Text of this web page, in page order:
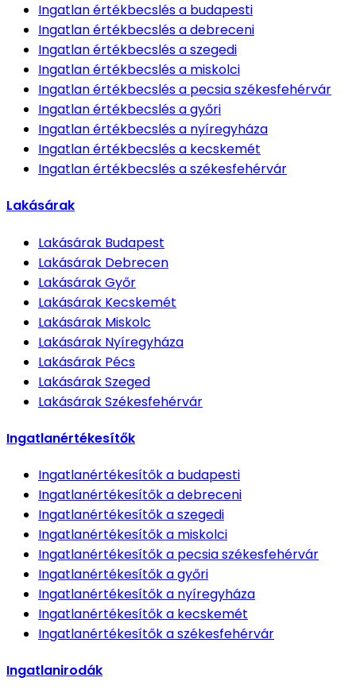
Ingatlan értékbecslésa budapesti
Ingatlan értékbecslésa debreceni
Ingatlan értékbecslésa szegedi
Ingatlan értékbecslésa miskolci
Ingatlan értékbecslésa pecsia székesfehérvár
Ingatlan értékbecslésa győri
Ingatlan értékbecslésa nyíregyháza
Ingatlan értékbecslésa kecskemét
Ingatlan értékbecslésa székesfehérvár
Lakásárak
Lakásárak Budapest
Lakásárak Debrecen
LakásárakGyőr
Lakásárak Kecskemét
Lakásárak Miskolc
Lakásárak Nyíregyháza
Lakásárak Pécs
LakásárakSzeged
LakásárakSzékesfehérvár
Ingatlanértékesítők
Ingatlanértékesítőka budapesti
Ingatlanértékesítőka debreceni
Ingatlanértékesítőka szegedi
Ingatlanértékesítőka miskolci
Ingatlanértékesítőka pecsia székesfehérvár
Ingatlanértékesítőka győri
Ingatlanértékesítőka nyíregyháza
Ingatlanértékesítőka kecskemét
Ingatlanértékesítőka székesfehérvár
Ingatlanirodák